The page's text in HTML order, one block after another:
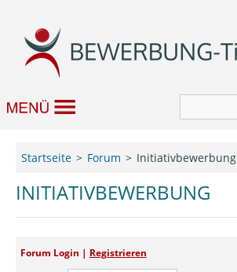
Bewerbungseditor
Forum
Startseite Forum Initiativbewerbung
INITIATIVBEWERBUNG
Forum Login | Registrieren